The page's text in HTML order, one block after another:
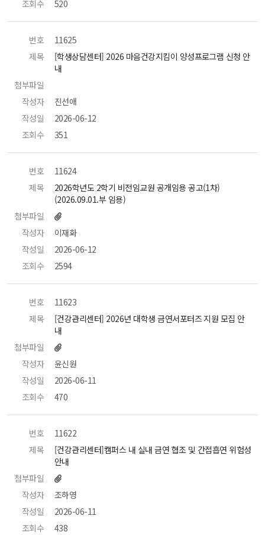
조회수
520
번호
11625
제목
[학생상담센터] 2026 마음건강지킴이 양성프로그램 신청 안
내
첨부파일
작성자
진선애
작성일
2026-06-12
조회수
351
번호
11624
제목
2026학년도 2학기 비전임교원 공개임용 공고(1차)
(2026.09.01.부 임용)
첨부파일
작성자
이재화
작성일
2026-06-12
조회수
2594
번호
11623
제목
[건강관리센터] 2026년 대학생 금연서포터즈 지원 모집 안
내
첨부파일
작성자
윤신원
작성일
2026-06-11
조회수
470
번호
11622
제목
[건강관리센터]캠퍼스 내 실내 금연 협조 및 간접흡연 위험성
안내
첨부파일
작성자
조하영
작성일
2026-06-11
조회수
438